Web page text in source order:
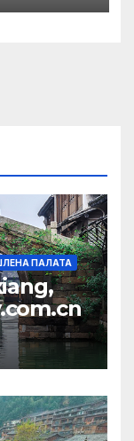
ПАЛАТА